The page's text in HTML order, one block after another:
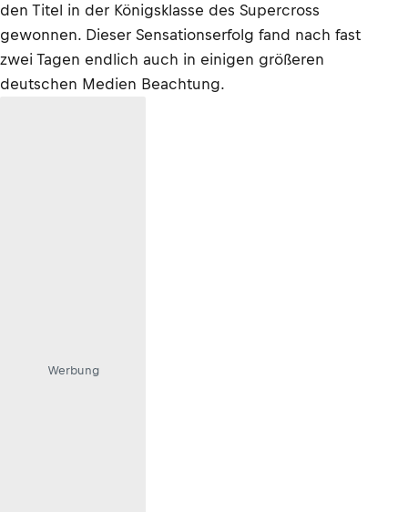
den Titel in der Königsklasse des Supercross
gewonnen. Dieser Sensationserfolg fand nach fast
zwei Tagen endlich auch in einigen größeren
deutschen Medien Beachtung.
Werbung